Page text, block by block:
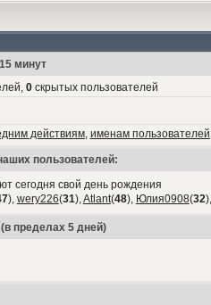
минут
0скрытых пользователей
действиям, именам пользователей
пользователей:
сегодня свой день рождения
), wery226(31),Atlant(48), Юлия0908(32
пределах 5 дней)